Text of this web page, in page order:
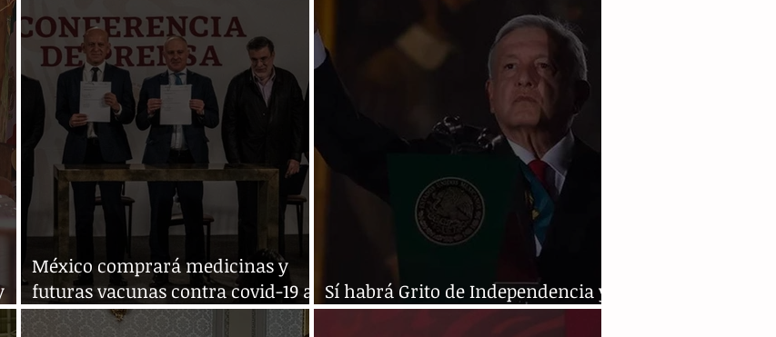
México comprará medicinas y
futuras vacunas contra covid-19 a
través de ONU
Sí habrá Grito de Independencia y
desfile militar: AMLO